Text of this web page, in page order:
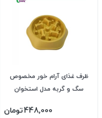
ظرف غذای آرام خور مخصوص
سگ و گربه مدل استخوان
448,000تومان